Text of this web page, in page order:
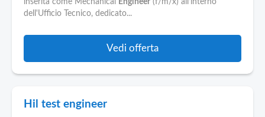
inserita come Mechanical
Engineer (f/m/x) all’interno
dell'Ufficio Tecnico, dedicato...
Vedi offerta
Hil test engineer